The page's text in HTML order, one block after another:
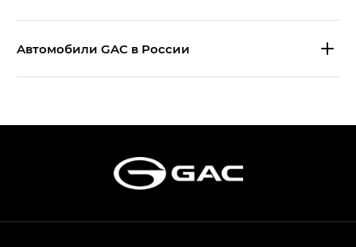
Aвтомобили GAC в России
Эс Икс ПРЕМИУМ — SX PREMIUM
S7 — Эс 7 (S7) в комплектациях
Эс Икс ПРЕМИУМ — SX PREMIUM, Эс Тэ — ST
в комплектации Экс ПРЕМИУМ — EX PREMIUM